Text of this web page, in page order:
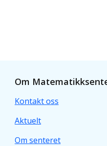
Om
Kontakt oss
Aktuelt
Om senteret